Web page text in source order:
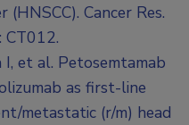
(HNSCC). Cancer Res.
CT012.
et al. Petosemtamab
as first-line
metastatic (r/m) head